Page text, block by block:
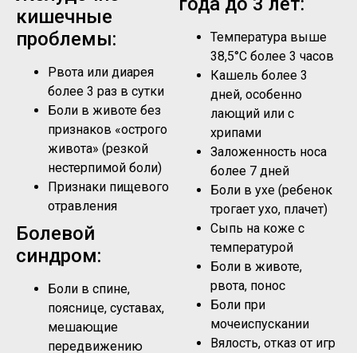
кишечные
проблемы:
Рвота или диарея
более 3 раз в сутки
Боли в животе без
признаков «острого
живота» (резкой
нестерпимой боли)
Признаки пищевого
отравления
Болевой
синдром:
Боли в спине,
пояснице, суставах,
мешающие
передвижению
Температура выше
38,5°C более 3 часов
Кашель более 3
дней, особенно
лающий или с
хрипами
Заложенность носа
более 7 дней
Боли в ухе (ребенок
трогает ухо, плачет)
Сыпь на коже с
температурой
Боли в животе,
рвота, понос
Боли при
мочеиспускании
Вялость, отказ от игр